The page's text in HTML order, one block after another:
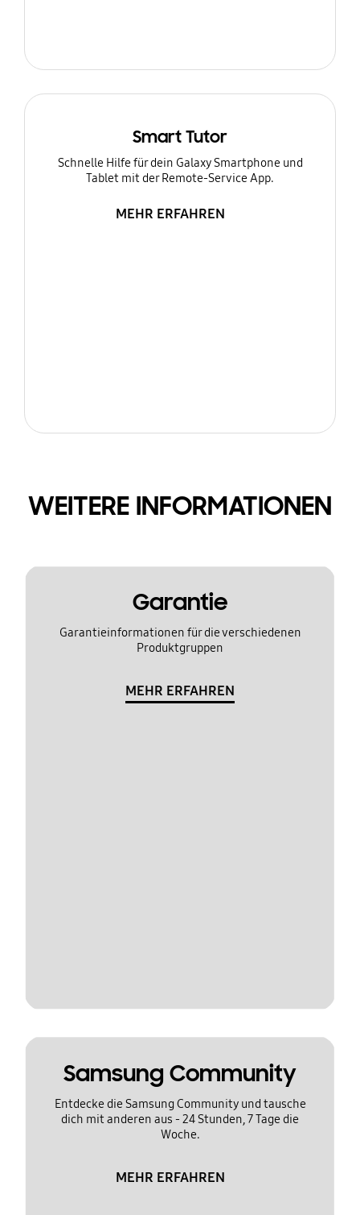
Smart Tutor
Schnelle Hilfe für dein Galaxy Smartphone und
Tablet mit der Remote-Service App.
MEHR ERFAHREN
WEITERE INFORMATIONEN
Garantie
Garantieinformationen für die verschiedenen
Produktgruppen
MEHR ERFAHREN
Samsung Community
Entdecke die Samsung Community und tausche
dich mit anderen aus - 24 Stunden, 7 Tage die
Woche.
MEHR ERFAHREN